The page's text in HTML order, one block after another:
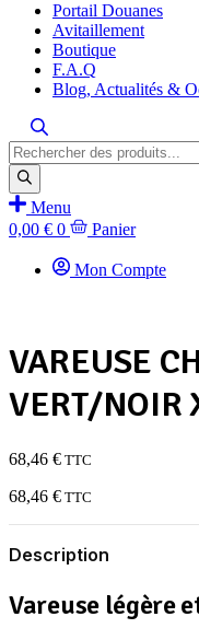
Portail Douanes
Avitaillement
Boutique
F.A.Q
Blog, Actualités &
Recherche
de
produits
Menu
0,00 € 0 Panier
Mon Compte
VAREUSE
VERT/NOIR
68,46 € TTC
68,46 € TTC
Description
Vareuse légère